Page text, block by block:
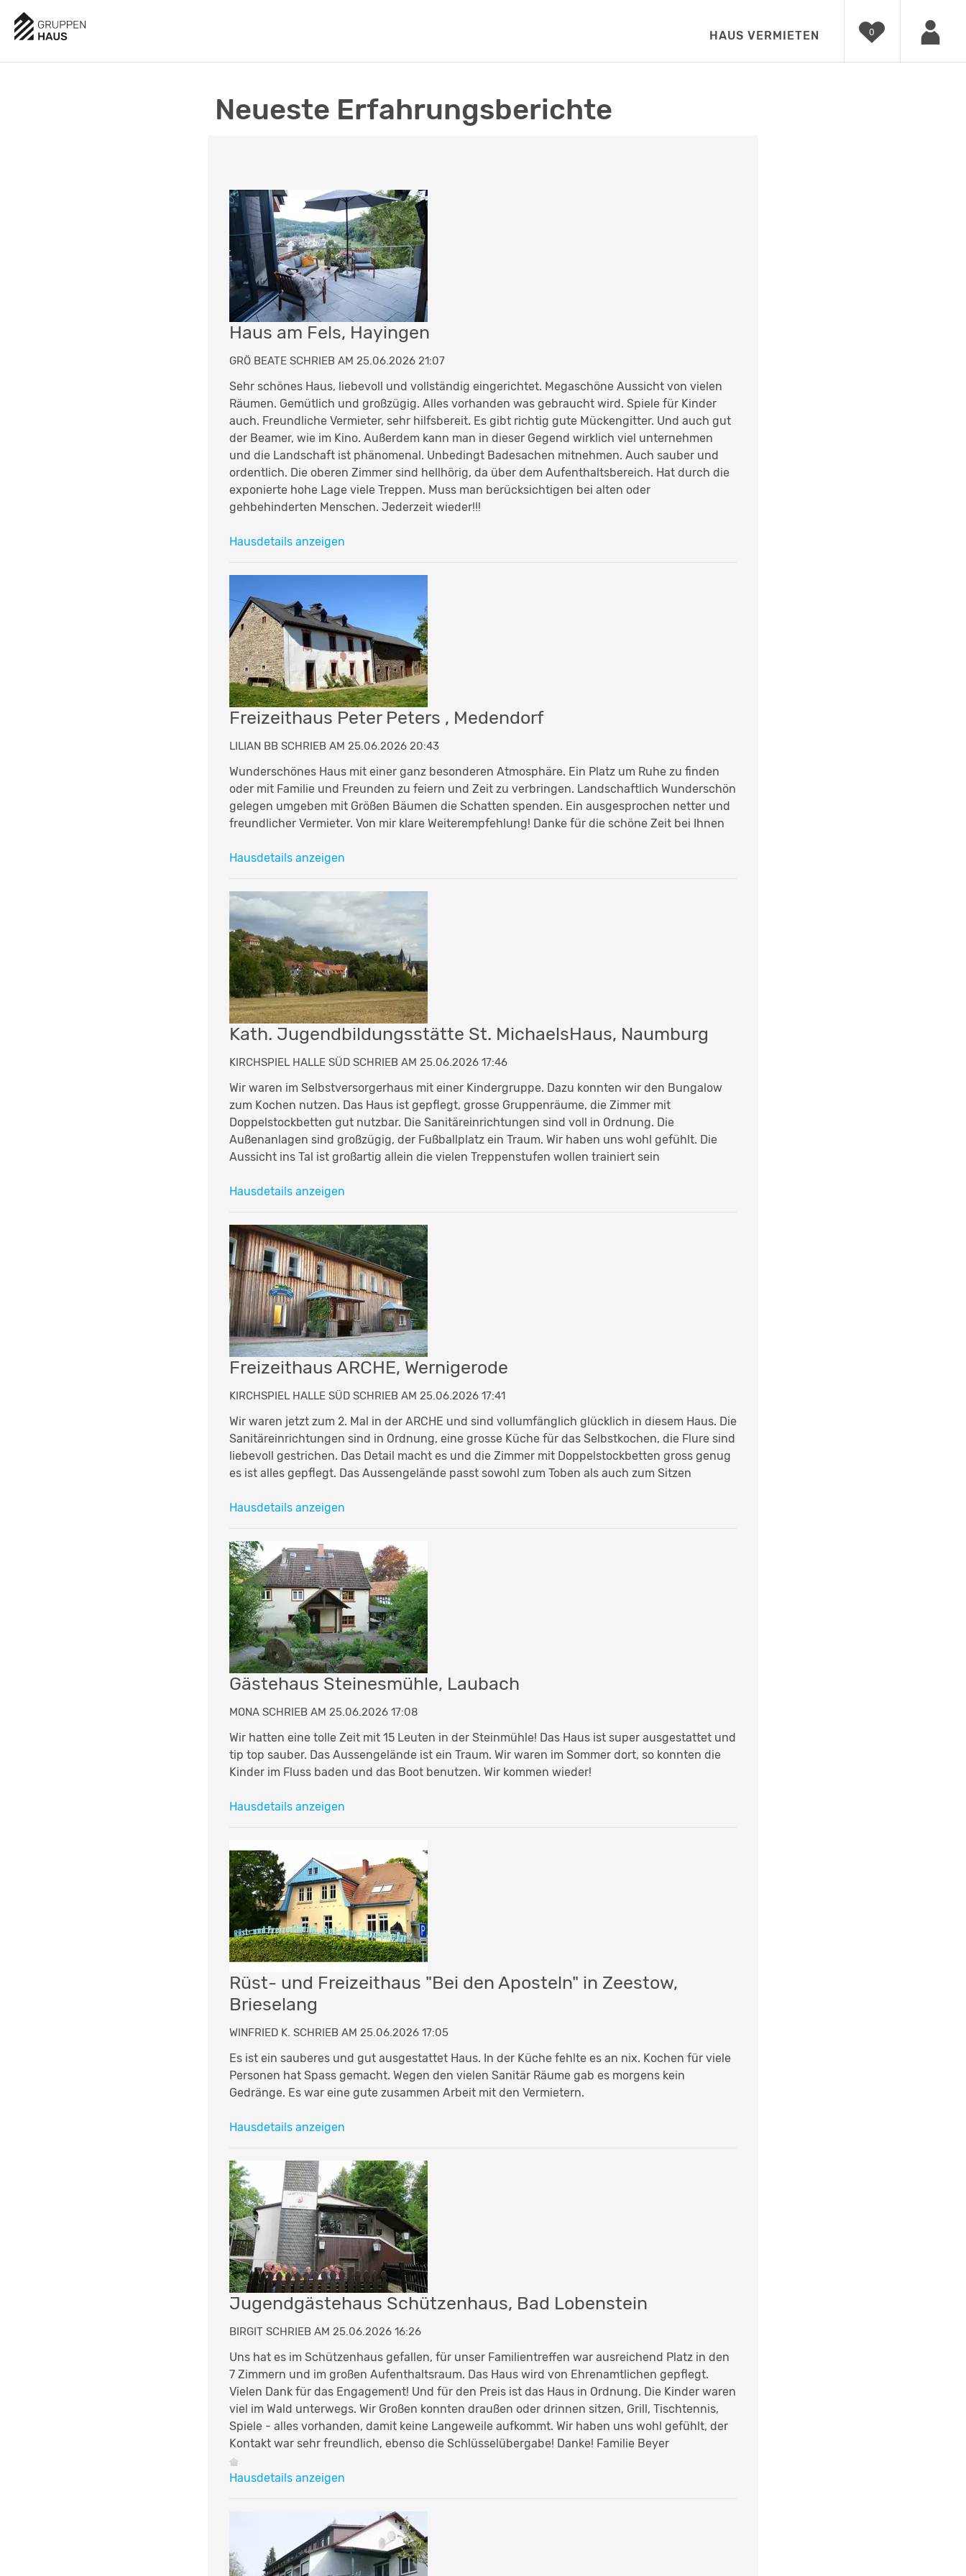
HAUS VERMIETEN 0
Neueste Erfahrungsberichte
Haus am Fels, Hayingen
GRÖ BEATE SCHRIEB AM 25.06.2026 21:07
Sehr schönes Haus, liebevoll und vollständig eingerichtet. Megaschöne Aussicht von vielen
Räumen. Gemütlich und großzügig. Alles vorhanden was gebraucht wird. Spiele für Kinder
auch. Freundliche Vermieter, sehr hilfsbereit. Es gibt richtig gute Mückengitter. Und auch gut
der Beamer, wie im Kino. Außerdem kann man in dieser Gegend wirklich viel unternehmen
und die Landschaft ist phänomenal. Unbedingt Badesachen mitnehmen. Auch sauber und
ordentlich. Die oberen Zimmer sind hellhörig, da über dem Aufenthaltsbereich. Hat durch die
exponierte hohe Lage viele Treppen. Muss man berücksichtigen bei alten oder
gehbehinderten Menschen. Jederzeit wieder!!!
Hausdetails anzeigen
Freizeithaus Peter Peters , Medendorf
LILIAN BB SCHRIEB AM 25.06.2026 20:43
Wunderschönes Haus mit einer ganz besonderen Atmosphäre. Ein Platz um Ruhe zu finden
oder mit Familie und Freunden zu feiern und Zeit zu verbringen. Landschaftlich Wunderschön
gelegen umgeben mit Größen Bäumen die Schatten spenden. Ein ausgesprochen netter und
freundlicher Vermieter. Von mir klare Weiterempfehlung! Danke für die schöne Zeit bei Ihnen
Hausdetails anzeigen
Kath. Jugendbildungsstätte St. MichaelsHaus, Naumburg
KIRCHSPIEL HALLE SÜD SCHRIEB AM 25.06.2026 17:46
Wir waren im Selbstversorgerhaus mit einer Kindergruppe. Dazu konnten wir den Bungalow
zum Kochen nutzen. Das Haus ist gepflegt, grosse Gruppenräume, die Zimmer mit
Doppelstockbetten gut nutzbar. Die Sanitäreinrichtungen sind voll in Ordnung. Die
Außenanlagen sind großzügig, der Fußballplatz ein Traum. Wir haben uns wohl gefühlt. Die
Aussicht ins Tal ist großartig allein die vielen Treppenstufen wollen trainiert sein
Hausdetails anzeigen
Freizeithaus ARCHE, Wernigerode
KIRCHSPIEL HALLE SÜD SCHRIEB AM 25.06.2026 17:41
Wir waren jetzt zum 2. Mal in der ARCHE und sind vollumfänglich glücklich in diesem Haus. Die
Sanitäreinrichtungen sind in Ordnung, eine grosse Küche für das Selbstkochen, die Flure sind
liebevoll gestrichen. Das Detail macht es und die Zimmer mit Doppelstockbetten gross genug
es ist alles gepflegt. Das Aussengelände passt sowohl zum Toben als auch zum Sitzen
Hausdetails anzeigen
Gästehaus Steinesmühle, Laubach
MONA SCHRIEB AM 25.06.2026 17:08
Wir hatten eine tolle Zeit mit 15 Leuten in der Steinmühle! Das Haus ist super ausgestattet und
tip top sauber. Das Aussengelände ist ein Traum. Wir waren im Sommer dort, so konnten die
Kinder im Fluss baden und das Boot benutzen. Wir kommen wieder!
Hausdetails anzeigen
Rüst- und Freizeithaus "Bei den Aposteln" in Zeestow,
Brieselang
WINFRIED K. SCHRIEB AM 25.06.2026 17:05
Es ist ein sauberes und gut ausgestattet Haus. In der Küche fehlte es an nix. Kochen für viele
Personen hat Spass gemacht. Wegen den vielen Sanitär Räume gab es morgens kein
Gedränge. Es war eine gute zusammen Arbeit mit den Vermietern.
Hausdetails anzeigen
Jugendgästehaus Schützenhaus, Bad Lobenstein
BIRGIT SCHRIEB AM 25.06.2026 16:26
Uns hat es im Schützenhaus gefallen, für unser Familientreffen war ausreichend Platz in den
7 Zimmern und im großen Aufenthaltsraum. Das Haus wird von Ehrenamtlichen gepflegt.
Vielen Dank für das Engagement! Und für den Preis ist das Haus in Ordnung. Die Kinder waren
viel im Wald unterwegs. Wir Großen konnten draußen oder drinnen sitzen, Grill, Tischtennis,
Spiele - alles vorhanden, damit keine Langeweile aufkommt. Wir haben uns wohl gefühlt, der
Kontakt war sehr freundlich, ebenso die Schlüsselübergabe! Danke! Familie Beyer
Hausdetails anzeigen